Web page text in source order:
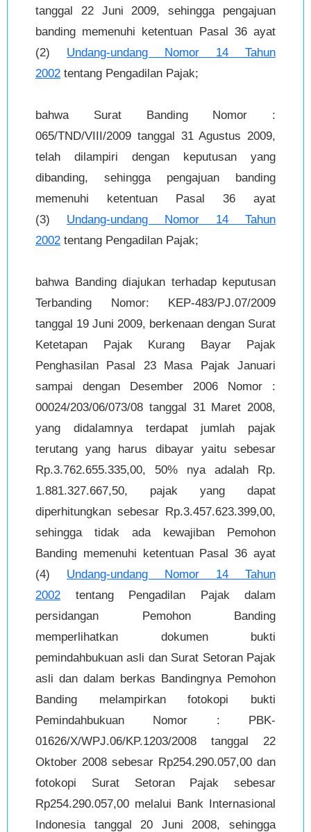
tanggal 22 Juni 2009, sehingga pengajuan
banding memenuhi ketentuan Pasal 36 ayat
(2) Undang-undang Nomor 14 Tahun
2002 tentang Pengadilan Pajak;
bahwa Surat Banding Nomor :
065/TND/VIII/2009 tanggal 31 Agustus 2009,
telah dilampiri dengan keputusan yang
dibanding, sehingga pengajuan banding
memenuhi ketentuan Pasal 36 ayat
(3) Undang-undang Nomor 14 Tahun
2002 tentang Pengadilan Pajak;
bahwa Banding diajukan terhadap keputusan
Terbanding Nomor: KEP-483/PJ.07/2009
tanggal 19 Juni 2009, berkenaan dengan Surat
Ketetapan Pajak Kurang Bayar Pajak
Penghasilan Pasal 23 Masa Pajak Januari
sampai dengan Desember 2006 Nomor :
00024/203/06/073/08 tanggal 31 Maret 2008,
yang didalamnya terdapat jumlah pajak
terutang yang harus dibayar yaitu sebesar
Rp.3.762.655.335,00, 50% nya adalah Rp.
1.881.327.667,50, pajak yang dapat
diperhitungkan sebesar Rp.3.457.623.399,00,
sehingga tidak ada kewajiban Pemohon
Banding memenuhi ketentuan Pasal 36 ayat
(4) Undang-undang Nomor 14 Tahun
2002 tentang Pengadilan Pajak dalam
persidangan Pemohon Banding
memperlihatkan dokumen bukti
pemindahbukuan asli dan Surat Setoran Pajak
asli dan dalam berkas Bandingnya Pemohon
Banding melampirkan fotokopi bukti
Pemindahbukuan Nomor : PBK-
01626/X/WPJ.06/KP.1203/2008 tanggal 22
Oktober 2008 sebesar Rp254.290.057,00 dan
fotokopi Surat Setoran Pajak sebesar
Rp254.290.057,00 melalui Bank Internasional
Indonesia tanggal 20 Juni 2008, sehingga